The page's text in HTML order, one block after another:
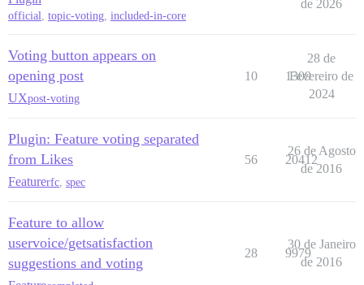
official, topic-voting, included-in-core
de 2026
Voting button appears on
opening post
UXpost-voting
10 1309
28 de
Fevereiro de
2024
Plugin: Feature voting separated
from Likes
Featurerfc spec
56 20412
26 de Agosto
de 2016
Feature to allow
uservoice/getsatisfaction
suggestions and voting
28 9979
30 de Janeiro
de 2016